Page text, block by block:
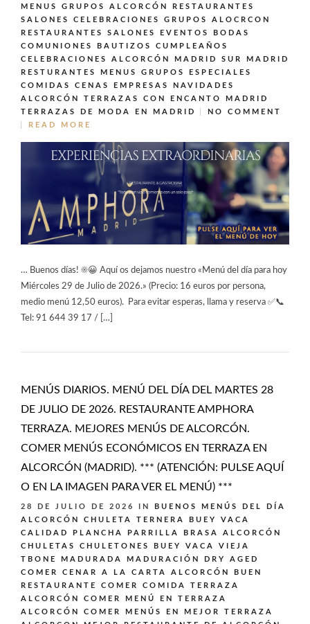
MENUS GRUPOS ALCORCÓN
RESTAURANTES
SALONES CELEBRACIONES GRUPOS ALOCRCON
RESTAURANTES SALONES EVENTOS BODAS
COMUNIONES BAUTIZOS CUMPLEAÑOS
CELEBRACIONES ALCORCÓN MADRID SUR MADRID
RESTURANTES MENUS GRUPOS ESPECIALES
COMIDAS CENAS EMPRESAS NAVIDADES
ALCORCÓN
TERRAZAS CON ENCANTO MADRID
TERRAZAS DE MODA EN MADRID
NO COMMENT
READ MORE
… Buenos días! ☀️😀 Aquí os dejamos nuestro «Menú del día para hoy
Miércoles 29 de Julio de 2026.» (Precio: 16 euros por persona,
medio menú 12,50 euros). Para evitar esperas, llama y reserva ✅📞
Tel: 91 644 39 17 / […]
MENÚS DIARIOS. MENÚ DEL DÍA DEL MARTES 28
DE JULIO DE 2026. RESTAURANTE AMPHORA
TERRAZA. MEJORES MENÚS DE ALCORCÓN.
COMER MENÚS ECONÓMICOS EN TERRAZA EN
ALCORCÓN (MADRID). *** (ATENCIÓN: PULSE AQUÍ
O EN LA IMAGEN PARA VER EL MENÚ) ***
28 DE JULIO DE 2026 IN
BUENOS MENÚS DEL DÍA
ALCORCÓN
CHULETA TERNERA BUEY VACA
CALIDAD PLANCHA PARRILLA BRASA ALCORCÓN
CHULETAS CHULETONES BUEY VACA VIEJA
TBONE MADURADA MADURACIÓN DRY AGED
COMER CENAR A LA CARTA ALCORCÓN BUEN
RESTAURANTE
COMER COMIDA TERRAZA
ALCORCÓN
COMER MENÚ EN TERRAZA
ALCORCÓN
COMER MENÚS EN MEJOR TERRAZA